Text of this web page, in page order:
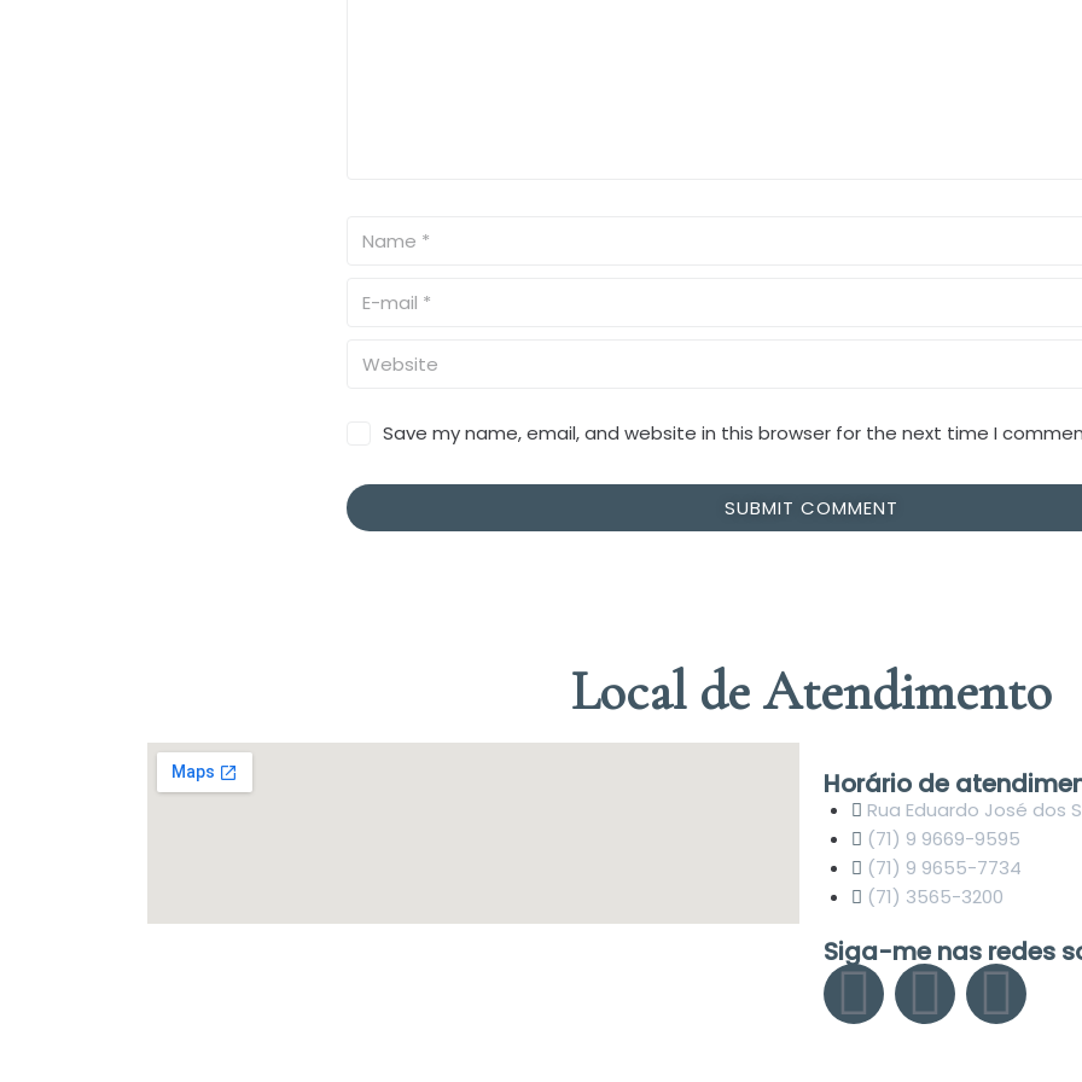
Save my name, email, and website in this browser for the next time I
Local de Atendimento
Horário de
Rua Eduardo José dos
(71) 9 9669-9595
(71) 9 9655-7734
(71) 3565-3200
Siga-me nas redes